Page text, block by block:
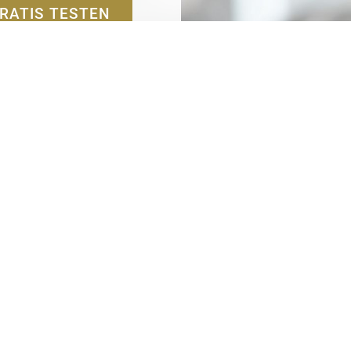
TESTEN